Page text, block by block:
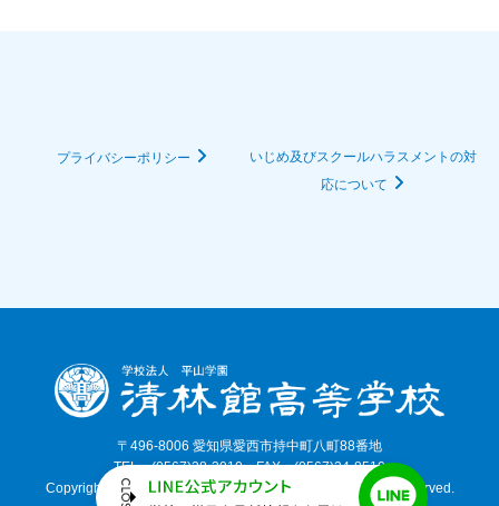
プライバシーポリシー
いじめ及びスクールハラスメントの対
応について
〒496-8006 愛知県愛西市持中町八町88番地
TEL：(0567)28-3010 FAX：(0567)24-8510
Copyright©, 2026 SEIRINKAN HIGH SCHOOL. All Rights Reserved.